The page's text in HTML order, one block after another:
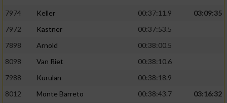
7974
Keller 00:37:11.9
03:09:35
7972
Kastner
00:37:53.5
7898
Arnold
00:38:00.5
8098
Van Riet
00:38:10.6
7988
Kurulan
00:38:18.9
8012
Monte Barreto 00:38:43.7
03:16:32